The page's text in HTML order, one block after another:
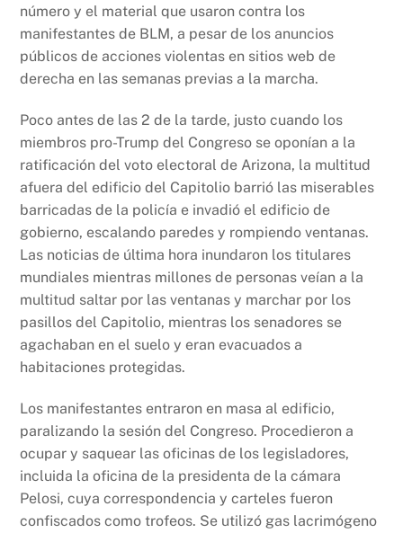
número y el material que usaron contra los
manifestantes de BLM, a pesar de los anuncios
públicos de acciones violentas en sitios web de
derecha en las semanas previas a la marcha.
Poco antes de las 2 de la tarde, justo cuando los
miembros pro-Trump del Congreso se oponían a la
ratificación del voto electoral de Arizona, la multitud
afuera del edificio del Capitolio barrió las miserables
barricadas de la policía e invadió el edificio de
gobierno, escalando paredes y rompiendo ventanas.
Las noticias de última hora inundaron los titulares
mundiales mientras millones de personas veían a la
multitud saltar por las ventanas y marchar por los
pasillos del Capitolio, mientras los senadores se
agachaban en el suelo y eran evacuados a
habitaciones protegidas.
Los manifestantes entraron en masa al edificio,
paralizando la sesión del Congreso. Procedieron a
ocupar y saquear las oficinas de los legisladores,
incluida la oficina de la presidenta de la cámara
Pelosi, cuya correspondencia y carteles fueron
confiscados como trofeos. Se utilizó gas lacrimógeno